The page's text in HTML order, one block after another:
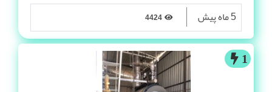
5 ماه پیش
1